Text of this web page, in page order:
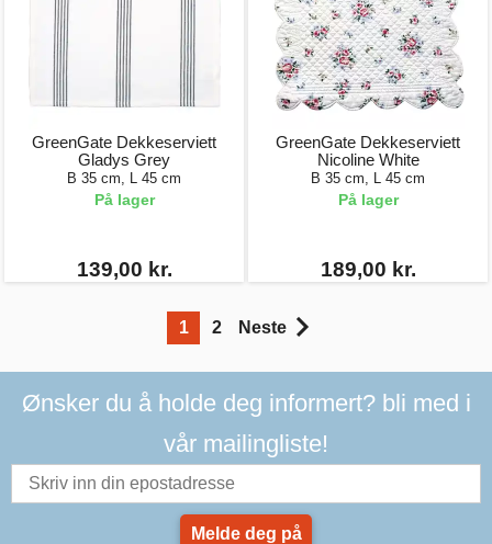
GreenGate Dekkeserviett
Gladys Grey
B 35 cm, L 45 cm
På lager
139,00 kr.
GreenGate Dekkeserviett
Nicoline White
B 35 cm, L 45 cm
På lager
189,00 kr.
1 2 Neste
Ønsker du å holde deg informert? bli med i
vår mailingliste!
Melde deg på